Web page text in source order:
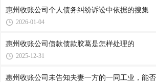
惠州收账公司​个人债务纠纷诉讼中依据的搜集
2026-01-04
惠州收账公司​债款债款胶葛是怎样处理的
2025-12-31
惠州收账公司​未告知夫妻一方的一同工业，能